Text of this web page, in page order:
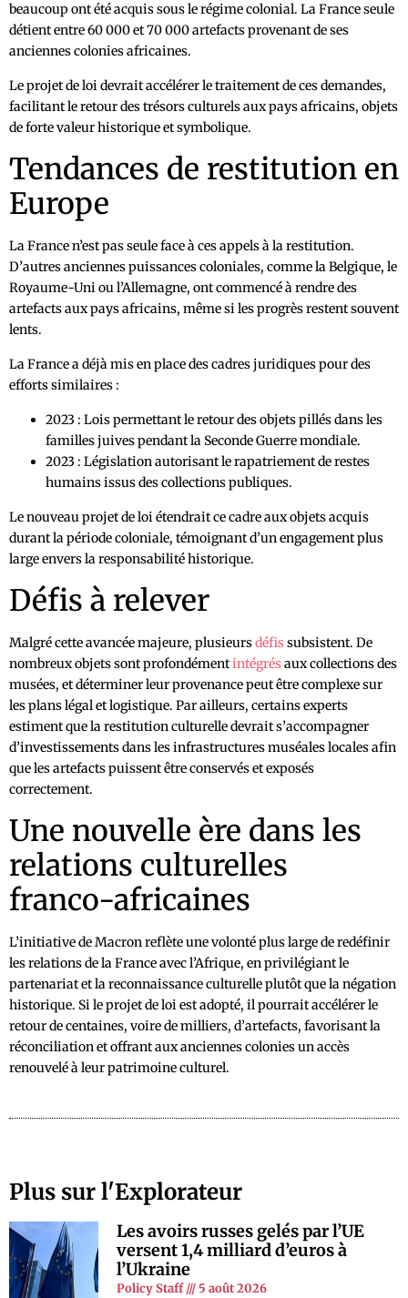
beaucoup ont été acquis sous le régime colonial. La France seule
détient entre 60 000 et 70 000 artefacts provenant de ses
anciennes colonies africaines.
Le projet de loi devrait accélérer le traitement de ces demandes,
facilitant le retour des trésors culturels aux pays africains, objets
de forte valeur historique et symbolique.
Tendances de restitution en
Europe
La France n’est pas seule face à ces appels à la restitution.
D’autres anciennes puissances coloniales, comme la Belgique, le
Royaume-Uni ou l’Allemagne, ont commencé à rendre des
artefacts aux pays africains, même si les progrès restent souvent
lents.
La France a déjà mis en place des cadres juridiques pour des
efforts similaires :
2023 : Lois permettant le retour des objets pillés dans les
familles juives pendant la Seconde Guerre mondiale.
2023 : Législation autorisant le rapatriement de restes
humains issus des collections publiques.
Le nouveau projet de loi étendrait ce cadre aux objets acquis
durant la période coloniale, témoignant d’un engagement plus
large envers la responsabilité historique.
Défis à relever
Malgré cette avancée majeure, plusieursdéfissubsistent. De
nombreux objets sont profondémentintégrésaux collections des
musées, et déterminer leur provenance peut être complexe sur
les plans légal et logistique. Par ailleurs, certains experts
estiment que la restitution culturelle devrait s’accompagner
d’investissements dans les infrastructures muséales locales afin
que les artefacts puissent être conservés et exposés
correctement.
Une nouvelle ère dans les
relations culturelles
franco-africaines
L’initiative de Macron reflète une volonté plus large de redéfinir
les relations de la France avec l’Afrique, en privilégiant le
partenariat et la reconnaissance culturelle plutôt que la négation
historique. Si le projet de loi est adopté, il pourrait accélérer le
retour de centaines, voire de milliers, d’artefacts, favorisant la
réconciliation et offrant aux anciennes colonies un accès
renouvelé à leur patrimoine culturel.
Plus sur l'Explorateur
Les avoirs russes gelés par l’UE
versent 1,4 milliard d’euros à
l’Ukraine
Policy Staff 5 août 2026